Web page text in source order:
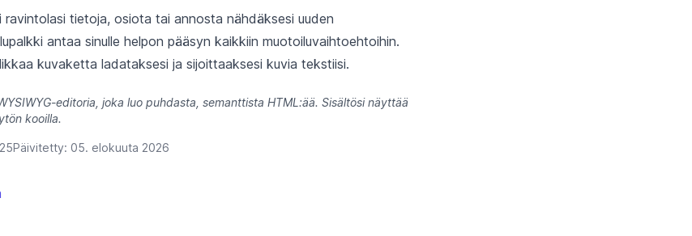
tietoja, osiota tai annosta nähdäksesi uuden
antaa sinulle helpon pääsyn kaikkiin muotoiluvaihtoehtoihin.
kuvaketta ladataksesi ja sijoittaaksesi kuvia tekstiisi.
editoria, joka luo puhdasta, semanttista HTML:ää. Sisältösi näyttää
kooilla.
Päivitetty: 05. elokuuta 2026